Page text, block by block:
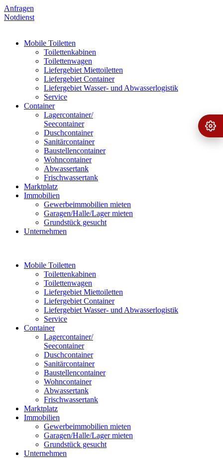
Anfragen
Notdienst
Mobile Toiletten
Toilettenkabinen
Toilettenwagen
Liefergebiet Miettoiletten
Liefergebiet Container
Liefergebiet Wasser- und Abwasserlogistik
Service
Container
Lagercontainer/
Seecontainer
Duschcontainer
Sanitärcontainer
Baustellencontainer
Wohncontainer
Abwassertank
Frischwassertank
Marktplatz
Immobilien
Gewerbeimmobilien mieten
Garagen/Halle/Lager mieten
Grundstück gesucht
Unternehmen
Mobile Toiletten
Toilettenkabinen
Toilettenwagen
Liefergebiet Miettoiletten
Liefergebiet Container
Liefergebiet Wasser- und Abwasserlogistik
Service
Container
Lagercontainer/
Seecontainer
Duschcontainer
Sanitärcontainer
Baustellencontainer
Wohncontainer
Abwassertank
Frischwassertank
Marktplatz
Immobilien
Gewerbeimmobilien mieten
Garagen/Halle/Lager mieten
Grundstück gesucht
Unternehmen
›